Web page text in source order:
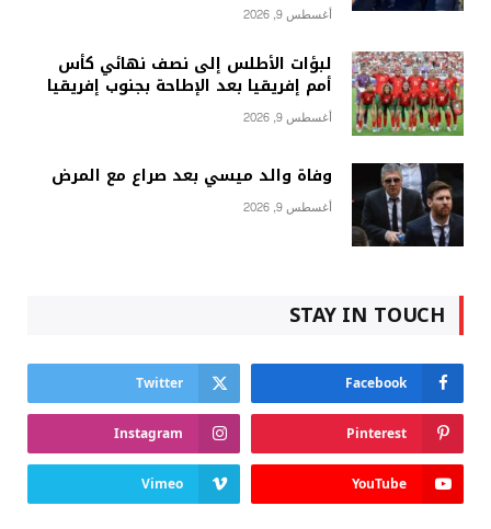
أغسطس 9, 2026
لبؤات الأطلس إلى نصف نهائي كأس
أمم إفريقيا بعد الإطاحة بجنوب إفريقيا
أغسطس 9, 2026
وفاة والد ميسي بعد صراع مع المرض
أغسطس 9, 2026
STAY IN TOUCH
Facebook
Twitter
Pinterest
Instagram
YouTube
Vimeo